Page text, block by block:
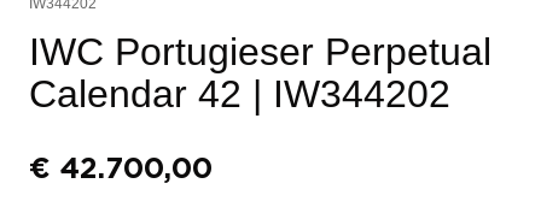
IW344202
IWC Portugieser Perpetual
Calendar 42 | IW344202
€ 42.700,00